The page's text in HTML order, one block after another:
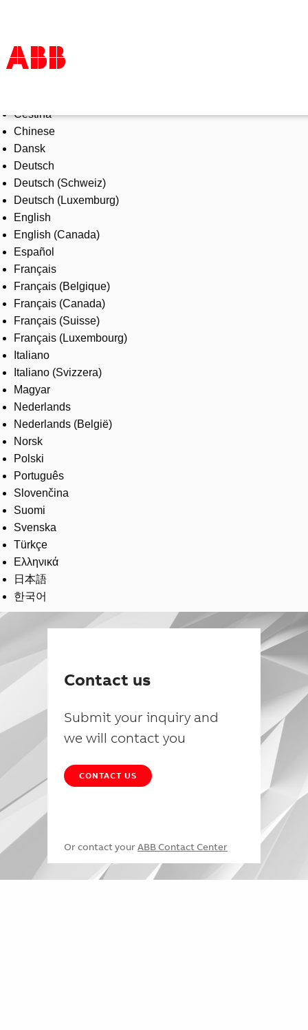
Products & Solutions
Industries
Services
About us
Where to buy
Contact us
Careers
Čeština
Chinese
Dansk
Deutsch
Deutsch (Schweiz)
Deutsch (Luxemburg)
English
English (Canada)
Español
Français
Français (Belgique)
Français (Canada)
Français (Suisse)
Français (Luxembourg)
Italiano
Italiano (Svizzera)
Magyar
Nederlands
Nederlands (België)
Norsk
Polski
Português
Slovenčina
Suomi
Svenska
Türkçe
Ελληνικά
日本語
한국어
Contact us
Submit your inquiry and
we will contact you
CONTACT US
Or contact your ABB Contact Center